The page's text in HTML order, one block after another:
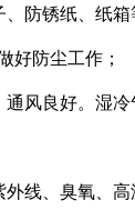
防锈纸、纸
好防尘工作；
风良好。湿
线、臭氧、